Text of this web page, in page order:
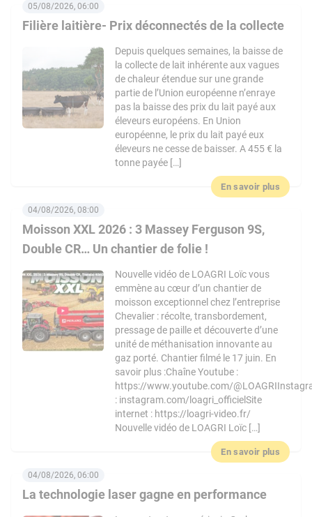
Filière laitière- Prix déconnectés de la collecte
05/08/2026, 06:00
Depuis quelques semaines, la baisse de
la collecte de lait inhérente aux vagues
de chaleur étendue sur une grande
partie de l’Union européenne n’enraye
pas la baisse des prix du lait payé aux
éleveurs européens. En Union
européenne, le prix du lait payé eux
éleveurs ne cesse de baisser. A 455 € la
tonne payée […]
En savoir plus
Moisson XXL 2026 : 3 Massey Ferguson 9S,
Double CR… Un chantier de folie !
04/08/2026, 08:00
Nouvelle vidéo de LOAGRI Loïc vous
emmène au cœur d’un chantier de
moisson exceptionnel chez l’entreprise
Chevalier : récolte, transbordement,
pressage de paille et découverte d’une
unité de méthanisation innovante au
gaz porté. Chantier filmé le 17 juin. En
savoir plus :Chaîne Youtube :
https://www.youtube.com/
: instagram.com/loagri_officielSite
internet : https://loagri-video.fr/
Nouvelle vidéo de LOAGRI Loïc […]
En savoir plus
La technologie laser gagne en performance
04/08/2026, 06:00